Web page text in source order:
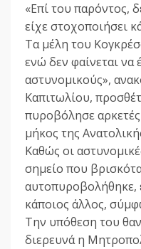
«Επί του παρόντος,
είχε στοχοποιήσει
Τα μέλη του
ενώ δεν φαίνεται
αστυνομικούς»,
Καπιτωλίου,
πυροβόλησε
μήκος της
Καθώς οι
σημείο που
αυτοπυροβολήθηκε,
κάποιος άλλος,
Την υπόθεση του
διερευνά η